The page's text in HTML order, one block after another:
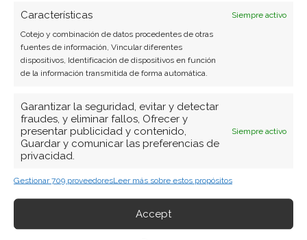
Características
Siempre activo
Cotejo y combinación de datos procedentes de otras
fuentes de información, Vincular diferentes
dispositivos, Identificación de dispositivos en función
de la información transmitida de forma automática.
Garantizar la seguridad, evitar y detectar
fraudes, y eliminar fallos, Ofrecer y
presentar publicidad y contenido,
Guardar y comunicar las preferencias de
privacidad.
Siempre activo
Gestionar 709 proveedoresLeer más sobre estos propósitos
Accept
BUSCAR